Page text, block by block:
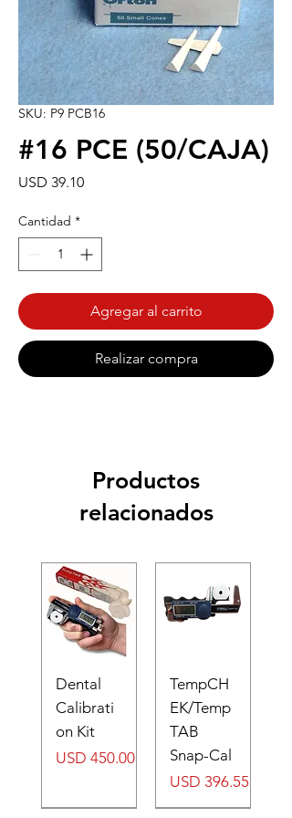
SKU: P9 PCB16
#16 PCE (50/CAJA)
USD 39.10Precio
Cantidad *
Agregar al carrito
Realizar compra
Productos
relacionados
Dental
Calibrati
on Kit
Precio
USD 450.00
TempCH
EK/Temp
TAB
Snap-Cal
Precio
USD 396.55